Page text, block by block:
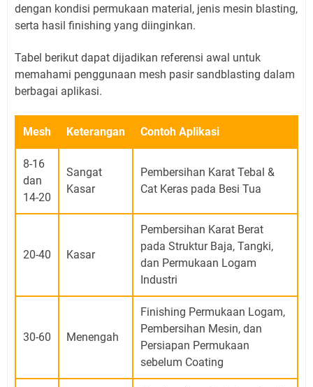
dengan kondisi permukaan material, jenis mesin blasting,
serta hasil finishing yang diinginkan.
Tabel berikut dapat dijadikan referensi awal untuk
memahami penggunaan mesh pasir sandblasting dalam
berbagai aplikasi.
Mesh Keterangan Contoh Aplikasi
8-16
dan
14-20
Sangat
Kasar
Pembersihan Karat Tebal &
Cat Keras pada Besi Tua
20-40 Kasar
Pembersihan Karat Berat
pada Struktur Baja, Tangki,
dan Permukaan Logam
Industri
30-60 Menengah
Finishing Permukaan Logam,
Pembersihan Mesin, dan
Persiapan Permukaan
sebelum Coating